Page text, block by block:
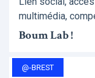
multimédia,
Boum Lab !
@-BREST